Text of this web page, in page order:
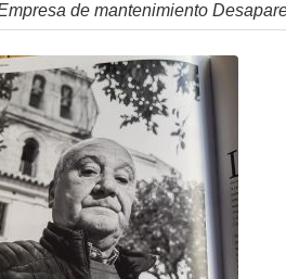
de mantenimiento